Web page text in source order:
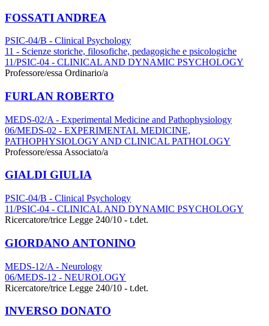
FOSSATI ANDREA
PSIC-04/B - Clinical Psychology
11 - Scienze storiche, filosofiche, pedagogiche e psicologiche
11/PSIC-04 - CLINICAL AND DYNAMIC PSYCHOLOGY
Professore/essa Ordinario/a
FURLAN ROBERTO
MEDS-02/A - Experimental Medicine and Pathophysiology
06/MEDS-02 - EXPERIMENTAL MEDICINE,
PATHOPHYSIOLOGY AND CLINICAL PATHOLOGY
Professore/essa Associato/a
GIALDI GIULIA
PSIC-04/B - Clinical Psychology
11/PSIC-04 - CLINICAL AND DYNAMIC PSYCHOLOGY
Ricercatore/trice Legge 240/10 - t.det.
GIORDANO ANTONINO
MEDS-12/A - Neurology
06/MEDS-12 - NEUROLOGY
Ricercatore/trice Legge 240/10 - t.det.
INVERSO DONATO